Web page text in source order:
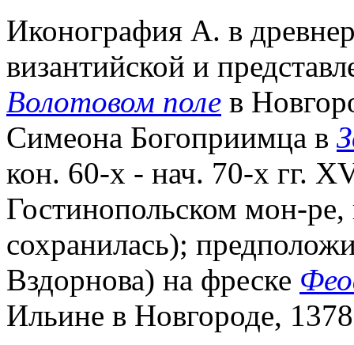
Иконография А. в
византийской и
Волотовом поле в
Симеона Богоприимца в
кон. 60-х - нач. 70-х гг.
Гостинопольском мон-
сохранилась);
Вздорнова) на фреске
Ильине в Новгороде,